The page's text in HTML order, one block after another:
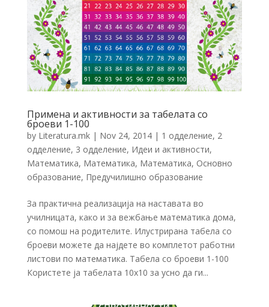
Примена и активности за табелата со
броеви 1-100
by Literatura.mk| Nov 24, 2014| 1 одделение, 2
одделение, 3 одделение, Идеи и активности,
Математика, Математика, Математика, Основно
образование, Предучилишнo образование
За практична реализација на наставата во
училницата, како и за вежбање математика дома,
со помош на родителите. Илустрирана табела со
броеви можете да најдете во комплетот работни
листови по математика. Табела со броеви 1-100
Користете ја табелата 10х10 за усно да ги...